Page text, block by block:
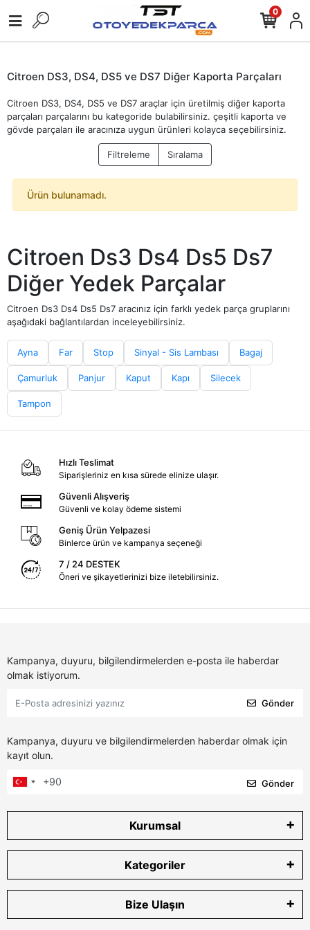
0
Citroen DS3, DS4, DS5 ve DS7 Diğer Kaporta Parçaları
Citroen DS3, DS4, DS5 ve DS7 araçlar için üretilmiş diğer kaporta
parçaları parçalarını bu kategoride bulabilirsiniz. çeşitli kaporta ve
gövde parçaları ile aracınıza uygun ürünleri kolayca seçebilirsiniz.
Filtreleme Sıralama
Ürün bulunamadı.
Citroen Ds3 Ds4 Ds5 Ds7
Diğer Yedek Parçalar
Citroen Ds3 Ds4 Ds5 Ds7 aracınız için farklı yedek parça gruplarını
aşağıdaki bağlantılardan inceleyebilirsiniz.
Ayna Far Stop Sinyal - Sis Lambası Bagaj
Çamurluk Panjur Kaput Kapı Silecek
Tampon
Hızlı Teslimat
Siparişleriniz en kısa sürede elinize ulaşır.
Güvenli Alışveriş
Güvenli ve kolay ödeme sistemi
Geniş Ürün Yelpazesi
Binlerce ürün ve kampanya seçeneği
7 / 24 DESTEK
Öneri ve şikayetlerinizi bize iletebilirsiniz.
Kampanya, duyuru, bilgilendirmelerden e-posta ile haberdar
olmak istiyorum.
Gönder
Kampanya, duyuru ve bilgilendirmelerden haberdar olmak için
kayıt olun.
Gönder
Kurumsal
Kategoriler
Bize Ulaşın